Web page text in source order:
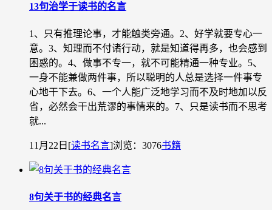
13句治学于读书的名言
1、只有推理论事，才能触类旁通。2、好学就要专心一
意。3、知理而不付诸行动，就是知道得再多，也会感到
困惑的。4、做事不专一，就不可能精通一种专业。5、
一身不能兼做两件事，所以聪明的人总是选择一件事专
心地干下去。6、一个人能广泛地学习而不及时地加以反
省，必然会干出荒谬的事情来的。7、只是读书而不思考
就...
11月22日 [读书名言]浏览：3076书籍
8句关于书的经典名言